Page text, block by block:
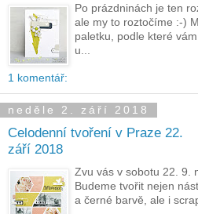
Po prázdninách je ten
ale my to roztočíme :-)
paletku, podle které
u...
1 komentář:
neděle 2. září 2018
Celodenní tvoření v Praze 22.
září 2018
Zvu vás v sobotu 22. 9.
Budeme tvořit nejen
a černé barvě, ale i